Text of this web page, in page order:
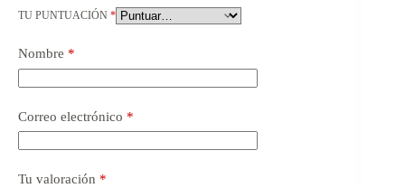
TU PUNTUACIÓN *
Nombre *
Correo electrónico *
Tu valoración *